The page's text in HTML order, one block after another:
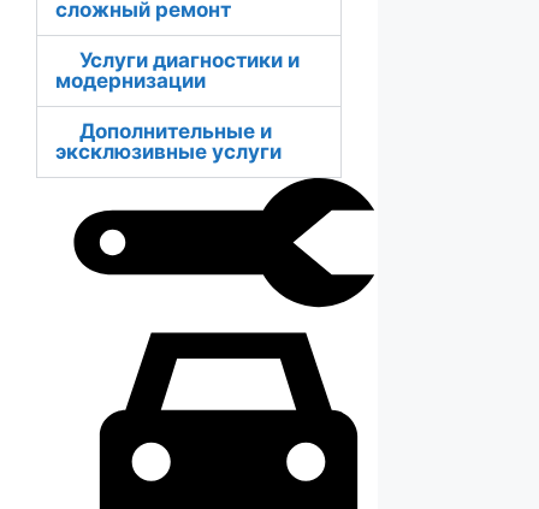
сложный ремонт
Услуги диагностики и
модернизации
Дополнительные и
эксклюзивные услуги